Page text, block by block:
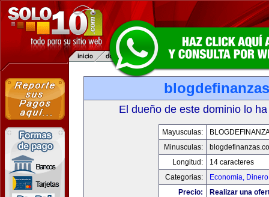
El dueño de este dominio lo
Mayusculas:
Minusculas:
Longitud:
14 caracteres
Categorias:
Economia,
Precio:
Realizar una